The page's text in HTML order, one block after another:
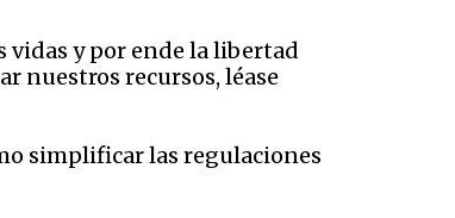
y por ende la libertad
nuestros recursos, léase
simplificar las regulaciones